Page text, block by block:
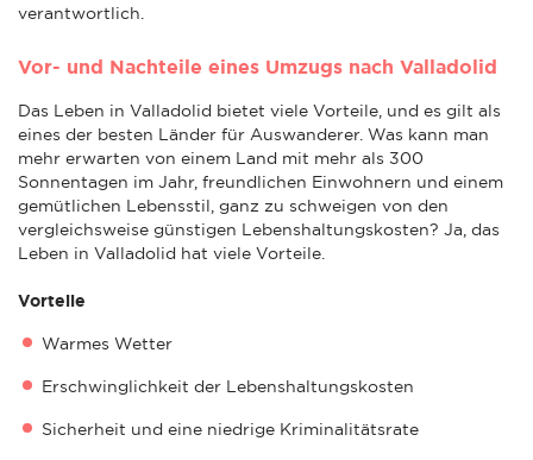
verantwortlich.
Vor- und Nachteile eines Umzugs nach Valladolid
Das Leben in Valladolid bietet viele Vorteile, und es gilt als
eines der besten Länder für Auswanderer. Was kann man
mehr erwarten von einem Land mit mehr als 300
Sonnentagen im Jahr, freundlichen Einwohnern und einem
gemütlichen Lebensstil, ganz zu schweigen von den
vergleichsweise günstigen Lebenshaltungskosten? Ja, das
Leben in Valladolid hat viele Vorteile.
Vorteile
Warmes Wetter
Erschwinglichkeit der Lebenshaltungskosten
Sicherheit und eine niedrige Kriminalitätsrate